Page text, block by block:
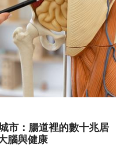
市：腸道裡的數十兆居
腦與健康